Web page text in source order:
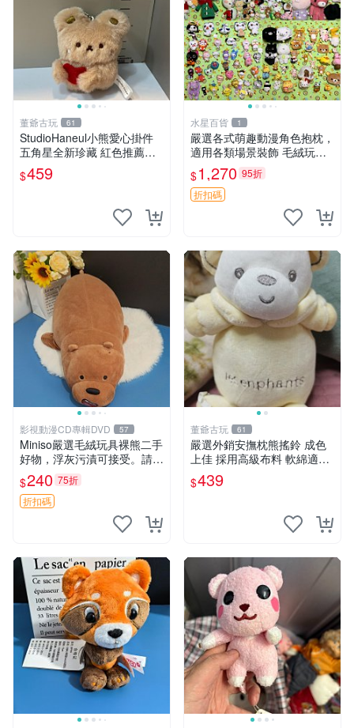
董爺古玩 61
StudioHaneul小熊愛心掛件
五角星全新珍藏 紅色推薦收
藏 玩具掛飾 掛件 新品
$459
水星百貨 1
嚴選各式萌趣動漫角色抱枕，
適用各類場景裝飾 毛絨玩
具、卡通抱枕、趣味玩偶
$1,270 95折
折扣碼
影視動漫CD專輯DVD 57
Miniso嚴選毛絨玩具裸熊二手
好物，浮灰污漬可接受。請詳
閱照片再下單，售出不退不
換。全新品相收藏推薦。 裸
熊 毛絨玩具 收藏
$240 75折
折扣碼
董爺古玩 61
嚴選外銷安撫枕熊搖鈴 成色
上佳 採用高級布料 軟綿適合
收藏 安心選購 安撫枕 熊玩具
搖鈴
$439